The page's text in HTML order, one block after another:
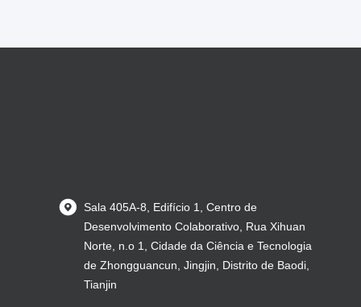
Sala 405A-8, Edifício 1, Centro de
Desenvolvimento Colaborativo, Rua Xihuan
Norte, n.o 1, Cidade da Ciência e Tecnologia
de Zhongguancun, Jingjin, Distrito de Baodi,
Tianjin